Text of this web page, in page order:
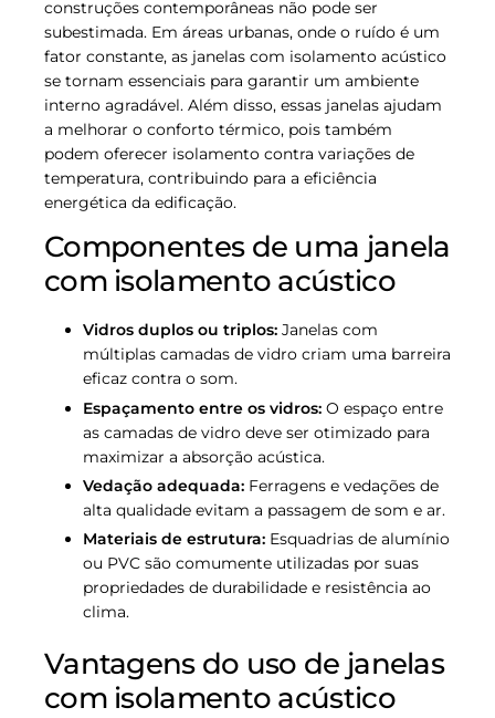
construções contemporâneas não pode ser
subestimada. Em áreas urbanas, onde o ruído é um
fator constante, as janelas com isolamento acústico
se tornam essenciais para garantir um ambiente
interno agradável. Além disso, essas janelas ajudam
a melhorar o conforto térmico, pois também
podem oferecer isolamento contra variações de
temperatura, contribuindo para a eficiência
energética da edificação.
Componentes de uma janela
com isolamento acústico
Vidros duplos ou triplos: Janelas com
múltiplas camadas de vidro criam uma barreira
eficaz contra o som.
Espaçamento entre os vidros: O espaço entre
as camadas de vidro deve ser otimizado para
maximizar a absorção acústica.
Vedação adequada: Ferragens e vedações de
alta qualidade evitam a passagem de som e ar.
Materiais de estrutura: Esquadrias de alumínio
ou PVC são comumente utilizadas por suas
propriedades de durabilidade e resistência ao
clima.
Vantagens do uso de janelas
com isolamento acústico